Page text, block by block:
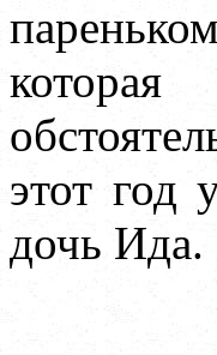
этот год
дочь Ида.